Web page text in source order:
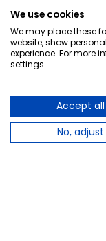
We use cookies
We may place these
website, show
experience. For more
settings.
Accept all
No, adjust